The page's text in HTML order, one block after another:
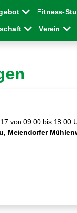
Fitness-
Verein
von 09:00 bis 18:00
Meiendorfer